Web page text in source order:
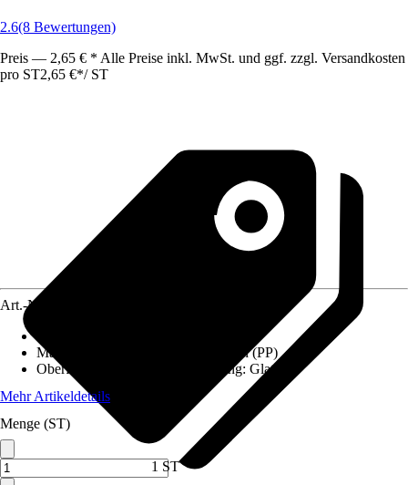
2.6(8 Bewertungen)
Preis — 2,65 € * Alle Preise inkl. MwSt. und ggf. zzgl. Versandkosten
pro ST2,65 €*/ ST
Art.-Nr.
Materialspezifizierung
Polypropylen (PP)
Oberfläche/Oberflächenbehandlung: Glatt
Mehr Artikeldetails
Menge (ST)
1 ST